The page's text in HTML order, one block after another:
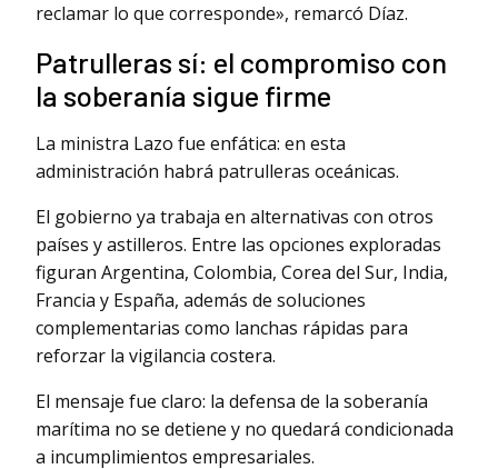
reclamar lo que corresponde», remarcó Díaz.
Patrulleras sí: el compromiso con
la soberanía sigue firme
La ministra Lazo fue enfática: en esta
administración habrá patrulleras oceánicas.
El gobierno ya trabaja en alternativas con otros
países y astilleros. Entre las opciones exploradas
figuran Argentina, Colombia, Corea del Sur, India,
Francia y España, además de soluciones
complementarias como lanchas rápidas para
reforzar la vigilancia costera.
El mensaje fue claro: la defensa de la soberanía
marítima no se detiene y no quedará condicionada
a incumplimientos empresariales.